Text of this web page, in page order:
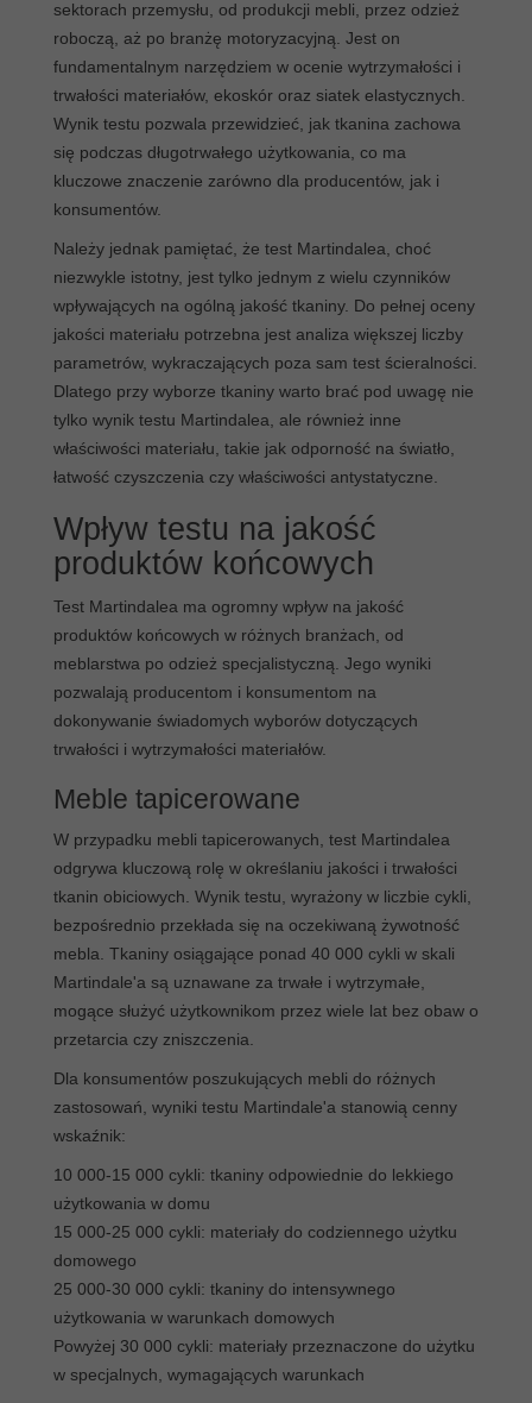
sektorach przemysłu, od produkcji mebli, przez odzież
roboczą, aż po branżę motoryzacyjną. Jest on
fundamentalnym narzędziem w ocenie wytrzymałości i
trwałości materiałów, ekoskór oraz siatek elastycznych.
Wynik testu pozwala przewidzieć, jak tkanina zachowa
się podczas długotrwałego użytkowania, co ma
kluczowe znaczenie zarówno dla producentów, jak i
konsumentów.
Należy jednak pamiętać, że test Martindalea, choć
niezwykle istotny, jest tylko jednym z wielu czynników
wpływających na ogólną jakość tkaniny. Do pełnej oceny
jakości materiału potrzebna jest analiza większej liczby
parametrów, wykraczających poza sam test ścieralności.
Dlatego przy wyborze tkaniny warto brać pod uwagę nie
tylko wynik testu Martindalea, ale również inne
właściwości materiału, takie jak odporność na światło,
łatwość czyszczenia czy właściwości antystatyczne.
Wpływ testu na jakość
produktów końcowych
Test Martindalea ma ogromny wpływ na jakość
produktów końcowych w różnych branżach, od
meblarstwa po odzież specjalistyczną. Jego wyniki
pozwalają producentom i konsumentom na
dokonywanie świadomych wyborów dotyczących
trwałości i wytrzymałości materiałów.
Meble tapicerowane
W przypadku mebli tapicerowanych, test Martindalea
odgrywa kluczową rolę w określaniu jakości i trwałości
tkanin obiciowych. Wynik testu, wyrażony w liczbie cykli,
bezpośrednio przekłada się na oczekiwaną żywotność
mebla. Tkaniny osiągające ponad 40 000 cykli w skali
Martindale'a są uznawane za trwałe i wytrzymałe,
mogące służyć użytkownikom przez wiele lat bez obaw o
przetarcia czy zniszczenia.
Dla konsumentów poszukujących mebli do różnych
zastosowań, wyniki testu Martindale'a stanowią cenny
wskaźnik:
10 000-15 000 cykli: tkaniny odpowiednie do lekkiego
użytkowania w domu
15 000-25 000 cykli: materiały do codziennego użytku
domowego
25 000-30 000 cykli: tkaniny do intensywnego
użytkowania w warunkach domowych
Powyżej 30 000 cykli: materiały przeznaczone do użytku
w specjalnych, wymagających warunkach